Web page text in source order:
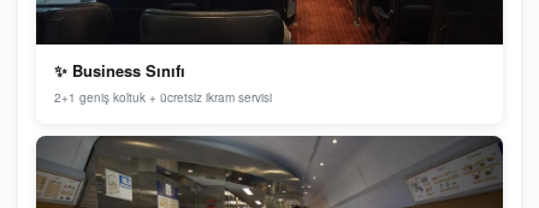
✨ Business Sınıfı
2+1 geniş koltuk + ücretsiz ikram servisi